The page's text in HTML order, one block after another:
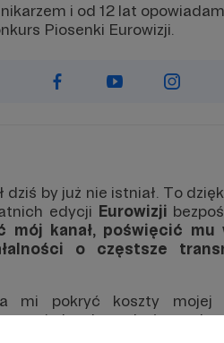
i od 12 lat
Piosenki Eurowizji.
dziś by już nie istniał. To
edycji Eurowizji
mój kanał, poświęcić
o częstsze
mi pokryć koszty mojej
bardzo pokaźnego